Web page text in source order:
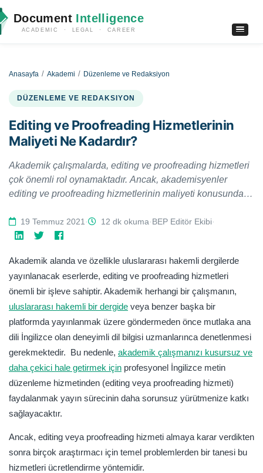
Document Intelligence
ACADEMIC · LEGAL · CAREER
Anasayfa Akademi Düzenleme ve Redaksiyon
DÜZENLEME VE REDAKSIYON
Editing ve Proofreading Hizmetlerinin
Maliyeti Ne Kadardır?
Akademik çalışmalarda, editing ve proofreading hizmetleri
çok önemli rol oynamaktadır. Ancak, akademisyenler
editing ve proofreading hizmetlerinin maliyeti konusunda
çalışmamızda editing ve proofreading hizmetlerinin hangi
kriterlere göre ücretlendirildiği ve bu çalışmalara ilişkin
tartışılmaktadır.
19 Temmuz 2021 · 12 dk okuma·BEP Editör Ekibi·
Akademik alanda ve özellikle uluslararası hakemli dergilerde
yayınlanacak eserlerde, editing ve proofreading hizmetleri
önemli bir işleve sahiptir. Akademik herhangi bir çalışmanın,
uluslararası hakemli bir dergide veya benzer başka bir
platformda yayınlanmak üzere göndermeden önce mutlaka ana
dili İngilizce olan deneyimli dil bilgisi uzmanlarınca denetlenmesi
gerekmektedir. Bu nedenle, akademik çalışmanızı kusursuz ve
daha çekici hale getirmek için profesyonel İngilizce metin
düzenleme hizmetinden (editing veya proofreading hizmeti)
faydalanmak yayın sürecinin daha sorunsuz yürütmenize katkı
sağlayacaktır.
Ancak, editing veya proofreading hizmeti almaya karar verdikten
sonra birçok araştırmacı için temel problemlerden bir tanesi bu
hizmetleri ücretlendirme yöntemidir.